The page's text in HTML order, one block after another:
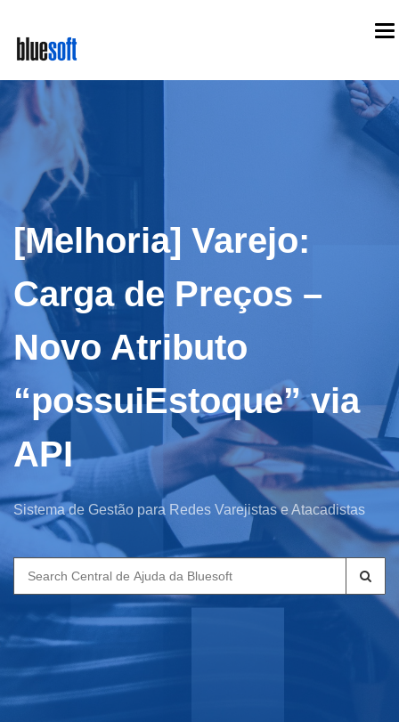
main
content
[Melhoria] Varejo:
Carga de Preços –
Novo Atributo
“possuiEstoque” via
API
Sistema de Gestão para Redes Varejistas e Atacadistas
Search
for: